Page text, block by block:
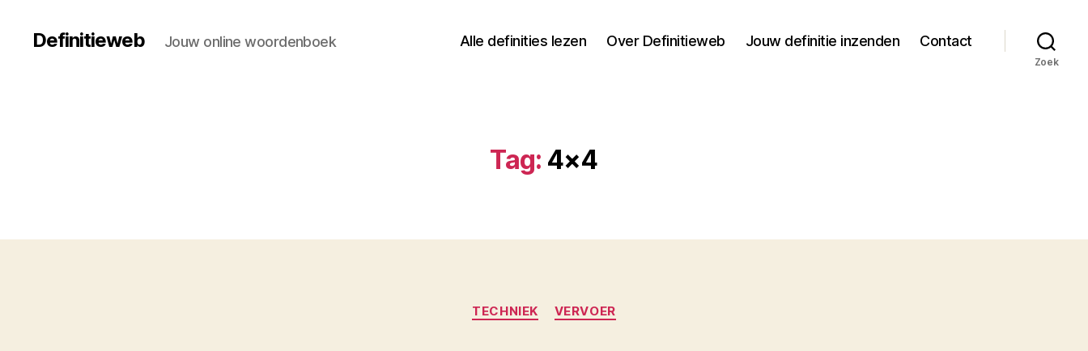
Definitieweb Jouw online woordenboek Alle definities lezen Over Definitieweb Jouw definitie inzenden Contact
Zoek
Tag: 4×4
Categorieën
TECHNIEK VERVOER